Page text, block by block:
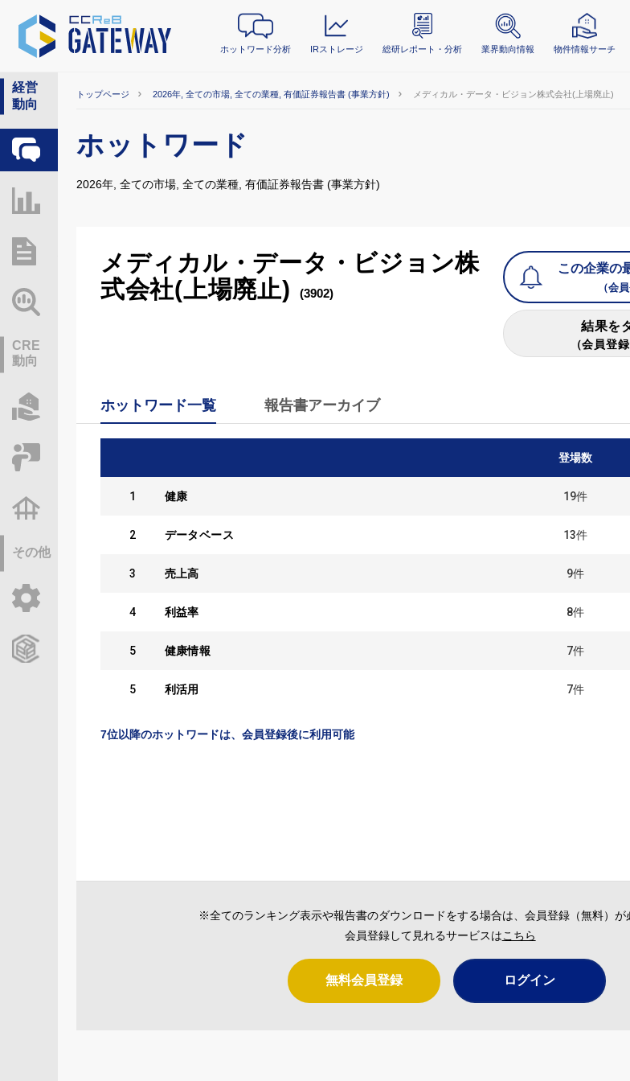
ホットワード分析 IRストレージ 総研レポート・分析 業界動向情報 物件情報サーチ
経営
動向
ホットワード分析
総研レポート・分析
業界動向情報
CRE
動向
物件情報サーチ
その他
CCReBサービスのご案内
トップページ 2026年, 全ての市場, 全ての業種, 有価証券報告書 (事業方針) メディカル・データ・ビジョン株式会社(上場廃止)
ホットワード
2026年, 全ての市場, 全ての業種, 有価証券報告書 (事業方針)
メディカル・データ・ビジョン株
式会社(上場廃止)
(3902)
この企業の
（会
結果を
（会員登
ホットワード一覧 報告書アーカイブ
登場数
1 健康 19件
2 データベース 13件
3 売上高 9件
4 利益率 8件
5 健康情報 7件
5 利活用 7件
7位以降のホットワードは、会員登録後に利用可能
※全てのランキング表示や報告書のダウンロードをする場合は、会員登録（無料）が
会員登録して見れるサービスはこちら
無料会員登録 ログイン